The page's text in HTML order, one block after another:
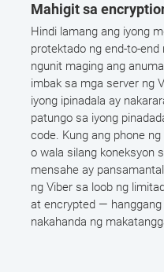
Mahigit sa
Hindi lamang ang iyong
protektado ng end-to-
ngunit maging ang
imbak sa mga server ng
iyong ipinadala ay
patungo sa iyong
code. Kung ang phone
o wala silang koneksyon
mensahe ay
ng Viber sa loob ng
at encrypted —
nakahanda ng